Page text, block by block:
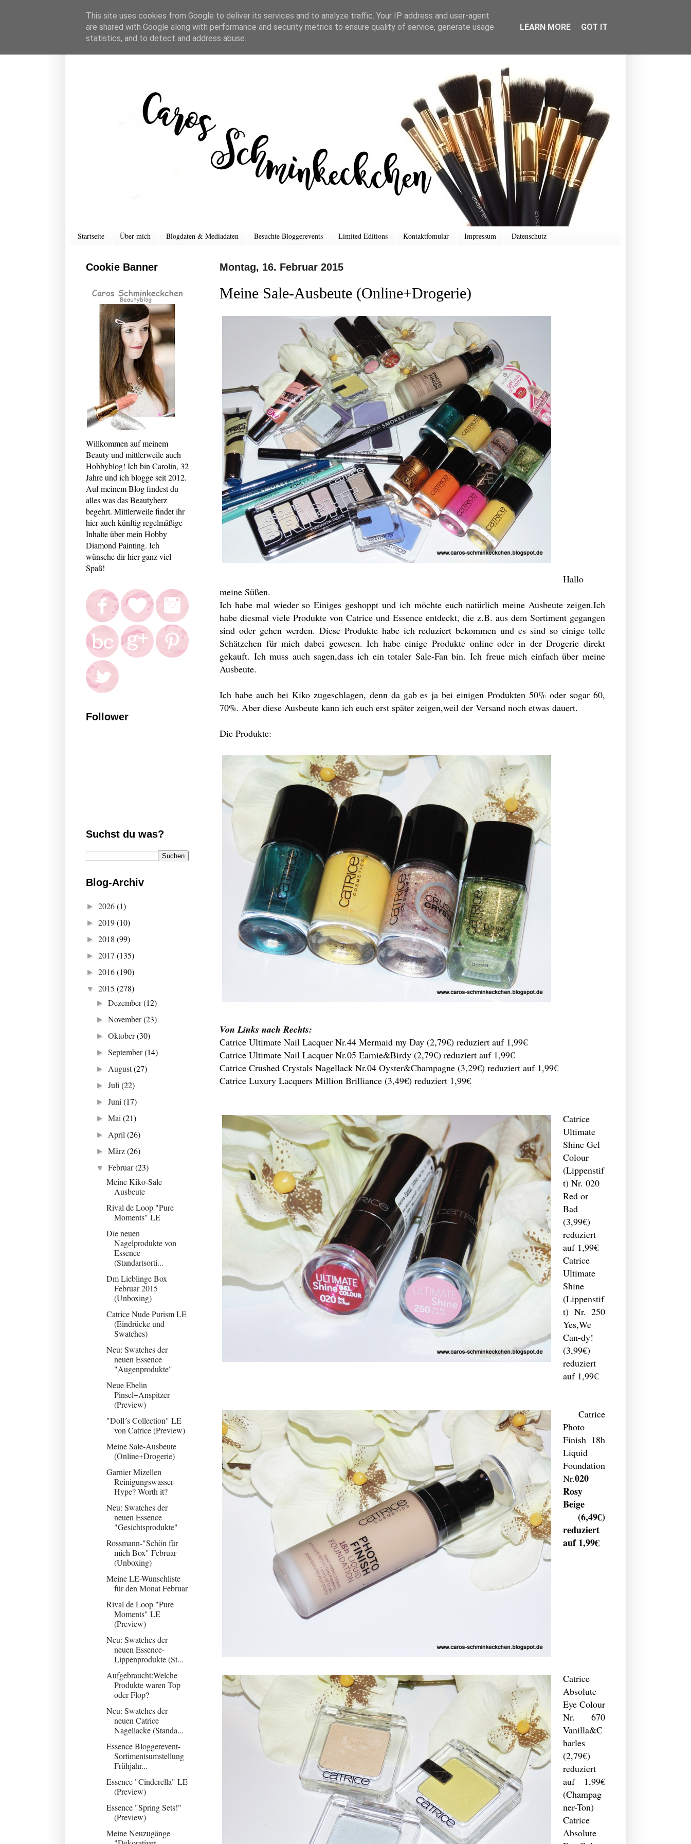
Startseite Über mich Blogdaten & Mediadaten Besuchte Bloggerevents Limited Editions Kontaktfomular Impressum Datenschutz
Montag, 16. Februar 2015
Meine Sale-Ausbeute (Online+Drogerie)
Hallo
meine Süßen.
Ich habe mal wieder so Einiges geshoppt und ich möchte euch natürlich meine Ausbeute zeigen.Ich
habe diesmal viele Produkte von Catrice und Essence entdeckt, die z.B. aus dem Sortiment gegangen
sind oder gehen werden. Diese Produkte habe ich reduziert bekommen und es sind so einige tolle
Schätzchen für mich dabei gewesen. Ich habe einige Produkte online oder in der Drogerie direkt
gekauft. Ich muss auch sagen,dass ich ein totaler Sale-Fan bin. Ich freue mich einfach über meine
Ausbeute.
Ich habe auch bei Kiko zugeschlagen, denn da gab es ja bei einigen Produkten 50% oder sogar 60,
70%. Aber diese Ausbeute kann ich euch erst später zeigen,weil der Versand noch etwas dauert.
Die Produkte:
Von Links nach Rechts:
Catrice Ultimate Nail Lacquer Nr.44 Mermaid my Day (2,79€) reduziert auf 1,99€
Catrice Ultimate Nail Lacquer Nr.05 Earnie&Birdy (2,79€) reduziert auf 1,99€
Catrice Crushed Crystals Nagellack Nr.04 Oyster&Champagne (3,29€) reduziert auf 1,99€
Catrice Luxury Lacquers Million Brilliance (3,49€) reduziert 1,99€
Catrice
Ultimate
Shine Gel
Colour
(Lippenstif
t) Nr. 020
Red or
Bad
(3,99€)
reduziert
auf 1,99€
Catrice
Ultimate
Shine
(Lippenstif
t) Nr. 250
Yes,We
Can-dy!
(3,99€)
reduziert
auf 1,99€
Catrice
Photo
Finish 18h
Liquid
Foundation
Nr.020
Rosy
Beige
(6,49€)
reduziert
auf 1,99€
Catrice
Absolute
Eye Colour
Nr. 670
Vanilla&C
harles
(2,79€)
reduziert
auf 1,99€
(Champag
ner-Ton)
Catrice
Absolute
Cookie Banner
Willkommen auf meinem
Beauty und mittlerweile auch
Hobbyblog! Ich bin Carolin, 32
Jahre und ich blogge seit 2012.
Auf meinem Blog findest du
alles was das Beautyherz
begehrt. Mittlerweile findet ihr
hier auch künftig regelmäßige
Inhalte über mein Hobby
Diamond Painting. Ich
wünsche dir hier ganz viel
Spaß!
Follower
Suchst du was?
Blog-Archiv
► 2026(1)
► 2019(10)
► 2018 (99)
► 2017 (135)
► 2016(190)
▼ 2015 (278)
►Dezember(12)
►November(23)
►Oktober(30)
►September(14)
► August(27)
►Juli(22)
►Juni(17)
►Mai(21)
► April(26)
►März(26)
▼Februar(23)
Meine Kiko-Sale
Ausbeute
Rival de Loop "Pure
Moments" LE
Die neuen
Nagelprodukte von
Essence
(Standartsorti...
Dm Lieblinge Box
Februar 2015
(Unboxing)
Catrice Nude Purism LE
(Eindrücke und
Swatches)
Neu: Swatches der
neuen Essence
"Augenprodukte"
Neue Ebelin
Pinsel+Anspitzer
(Preview)
"Doll´s Collection" LE
von Catrice (Preview)
Meine Sale-Ausbeute
(Online+Drogerie)
Garnier Mizellen
Reinigungswasser-
Hype? Worth it?
Neu: Swatches der
neuen Essence
"Gesichtsprodukte"
Rossmann-"Schön für
mich Box" Februar
(Unboxing)
Meine LE-Wunschliste
für den Monat Februar
Rival de Loop "Pure
Moments" LE
(Preview)
Neu: Swatches der
neuen Essence-
Lippenprodukte (St...
Aufgebraucht:Welche
Produkte waren Top
oder Flop?
Neu: Swatches der
neuen Catrice
Nagellacke (Standa...
Essence Bloggerevent-
Sortimentsumstellung
Frühjahr...
Essence "Cinderella" LE
(Preview)
Essence "Spring Sets!"
(Preview)
Meine Neuzugänge
This site uses cookies from Google to deliver its services and to analyze traffic. Your IP address and user-agent
are shared with Google along with performance and security metrics to ensure quality of service, generate usage
statistics, and to detect and address abuse.
LEARN MORE GOT IT